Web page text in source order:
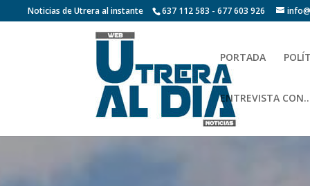
Noticias de Utrera al instante 637 112 583 - 677 603 926
PORTADA
ENTREVISTA